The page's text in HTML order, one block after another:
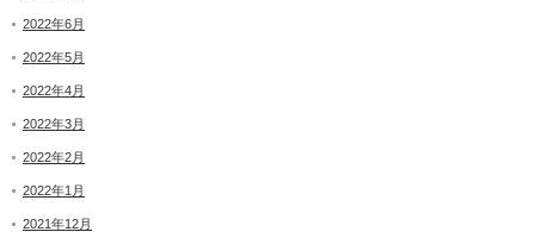
2022年6月
2022年5月
2022年4月
2022年3月
2022年2月
2022年1月
2021年12月